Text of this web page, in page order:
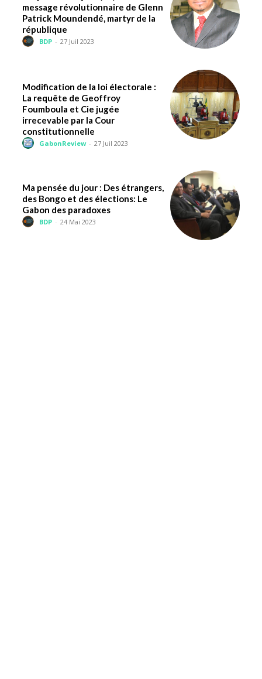
message révolutionnaire de Glenn
Patrick Moundendé, martyr de la
république
BDP - 27 Juil 2023
Modification de la loi électorale :
La requête de Geoffroy
Foumboula et Cie jugée
irrecevable par la Cour
constitutionnelle
GabonReview - 27 Juil 2023
Ma pensée du jour : Des étrangers,
des Bongo et des élections: Le
Gabon des paradoxes
BDP - 24 Mai 2023